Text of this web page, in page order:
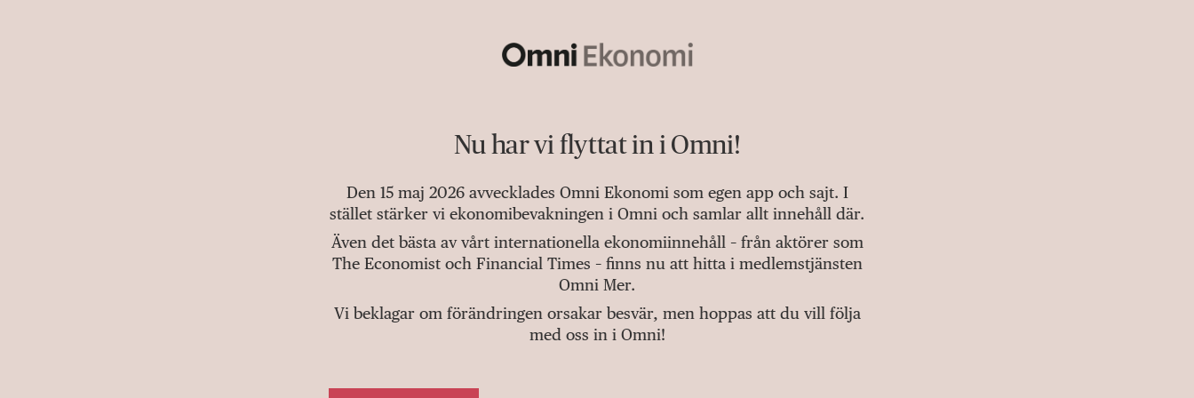
Nu har vi flyttat in i Omni!
Den 15 maj 2026 avvecklades Omni Ekonomi som egen app och sajt. I
stället stärker vi ekonomibevakningen i Omni och samlar allt innehåll där.
Även det bästa av vårt internationella ekonomiinnehåll – från aktörer som
The Economist och Financial Times – finns nu att hitta i medlemstjänsten
Omni Mer.
Vi beklagar om förändringen orsakar besvär, men hoppas att du vill följa
med oss in i Omni!